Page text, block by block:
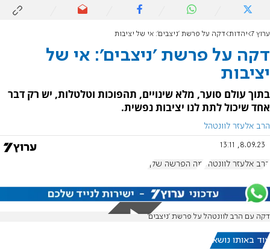
ערוץ 7 יהדות דקה על פרשת 'ניצבים': אי של יציבות
דקה על פרשת 'ניצבים': אי של
יציבות
בתוך עולם סוער, מלא שינויים, תהפוכות וטלטלות, יש רק דבר
אחד שיכול לתת לנו יציבות נפשית.
הרב אלעזר לוונטהל
8.09.23, 13:11
הרב אלעזר לוונטהל מה הפרשה שלך
דקה עם הרב לוונטהל על פרשת 'ניצבים'
עוד באותו נושא: